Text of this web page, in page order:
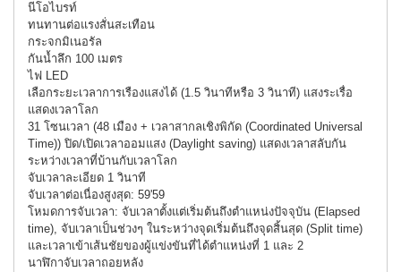
นีโอไบรท์
ทนทานต่อแรงสั่นสะเทือน
กระจกมิเนอรัล
กันน้ำลึก 100 เมตร
ไฟ LED
เลือกระยะเวลาการเรืองแสงได้ (1.5 วินาทีหรือ 3 วินาที) แสงระเรื่อ
แสดงเวลาโลก
31 โซนเวลา (48 เมือง + เวลาสากลเชิงพิกัด (Coordinated Universal
Time)) ปิด/เปิดเวลาออมแสง (Daylight saving) แสดงเวลาสลับกัน
ระหว่างเวลาที่บ้านกับเวลาโลก
จับเวลาละเอียด 1 วินาที
จับเวลาต่อเนื่องสูงสุด: 59'59
โหมดการจับเวลา: จับเวลาตั้งแต่เริ่มต้นถึงตำแหน่งปัจจุบัน (Elapsed
time), จับเวลาเป็นช่วงๆ ในระหว่างจุดเริ่มต้นถึงจุดสิ้นสุด (Split time)
และเวลาเข้าเส้นชัยของผู้แข่งขันที่ได้ตำแหน่งที่ 1 และ 2
นาฬิกาจับเวลาถอยหลัง